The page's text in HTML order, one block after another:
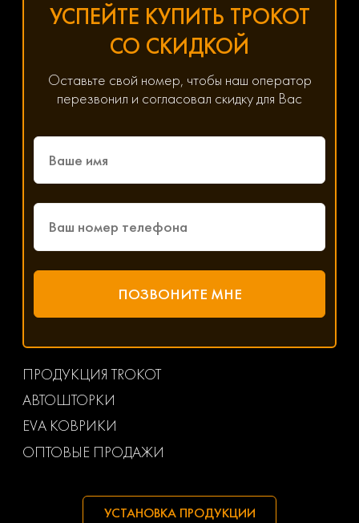
УСПЕЙТЕ КУПИТЬ ТРОКОТ
СО СКИДКОЙ
Оставьте свой номер, чтобы наш оператор
перезвонил и согласовал скидку для Вас
ПРОДУКЦИЯ TROKOT
АВТОШТОРКИ
EVA КОВРИКИ
ОПТОВЫЕ ПРОДАЖИ
УСТАНОВКА ПРОДУКЦИИ